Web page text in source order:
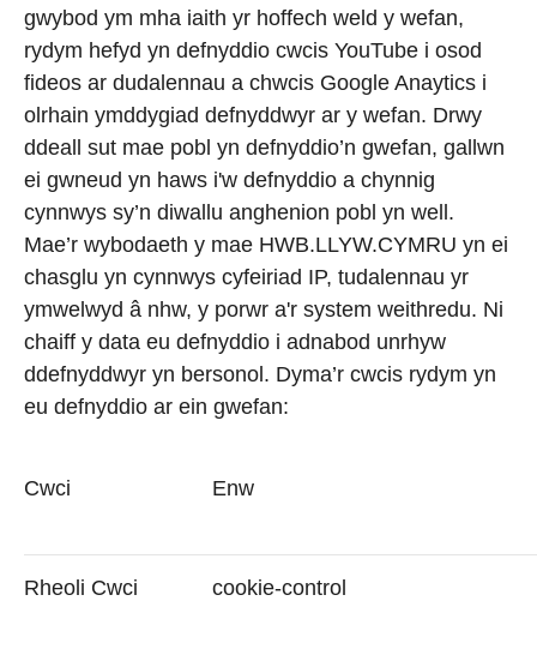
gwybod ym mha iaith yr hoffech weld y wefan,
rydym hefyd yn defnyddio cwcis YouTube i osod
fideos ar dudalennau a chwcis Google Anaytics i
olrhain ymddygiad defnyddwyr ar y wefan. Drwy
ddeall sut mae pobl yn defnyddio’n gwefan, gallwn
ei gwneud yn haws i'w defnyddio a chynnig
cynnwys sy’n diwallu anghenion pobl yn well.
Mae’r wybodaeth y mae HWB.LLYW.CYMRU yn ei
chasglu yn cynnwys cyfeiriad IP, tudalennau yr
ymwelwyd â nhw, y porwr a'r system weithredu. Ni
chaiff y data eu defnyddio i adnabod unrhyw
ddefnyddwyr yn bersonol. Dyma’r cwcis rydym yn
eu defnyddio ar ein gwefan:
Cwci Enw
Rheoli Cwci cookie-control